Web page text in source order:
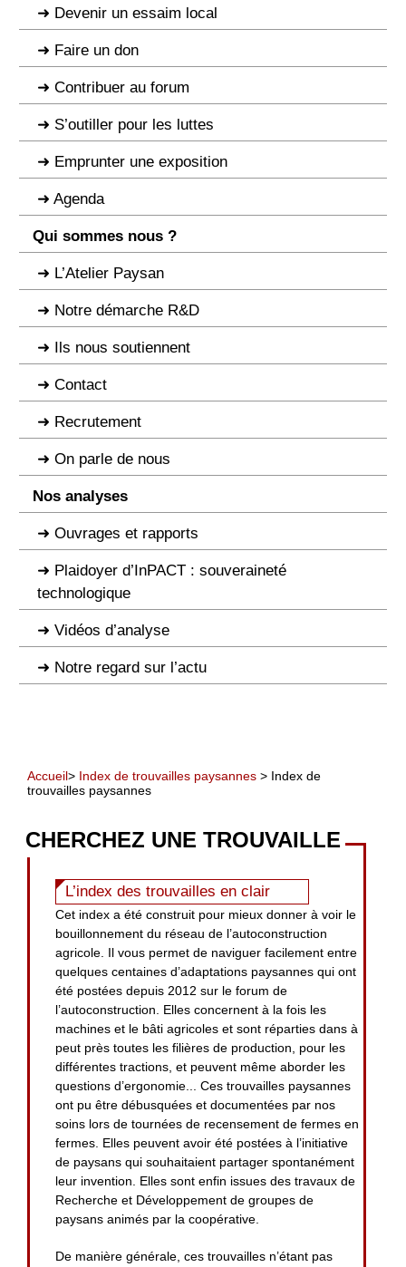
Devenir un essaim local
Faire un don
Contribuer au forum
S’outiller pour les luttes
Emprunter une exposition
Agenda
Qui sommes nous ?
L’Atelier Paysan
Notre démarche R&D
Ils nous soutiennent
Contact
Recrutement
On parle de nous
Nos analyses
Ouvrages et rapports
Plaidoyer d’InPACT : souveraineté
technologique
Vidéos d’analyse
Notre regard sur l’actu
Accueil> Index de trouvailles paysannes > Index de
trouvailles paysannes
CHERCHEZ UNE TROUVAILLE
L’index des trouvailles en clair
Cet index a été construit pour mieux donner à voir le
bouillonnement du réseau de l’autoconstruction
agricole. Il vous permet de naviguer facilement entre
quelques centaines d’adaptations paysannes qui ont
été postées depuis 2012 sur le forum de
l’autoconstruction. Elles concernent à la fois les
machines et le bâti agricoles et sont réparties dans à
peut près toutes les filières de production, pour les
différentes tractions, et peuvent même aborder les
questions d’ergonomie... Ces trouvailles paysannes
ont pu être débusquées et documentées par nos
soins lors de tournées de recensement de fermes en
fermes. Elles peuvent avoir été postées à l’initiative
de paysans qui souhaitaient partager spontanément
leur invention. Elles sont enfin issues des travaux de
Recherche et Développement de groupes de
paysans animés par la coopérative.
De manière générale, ces trouvailles n’étant pas